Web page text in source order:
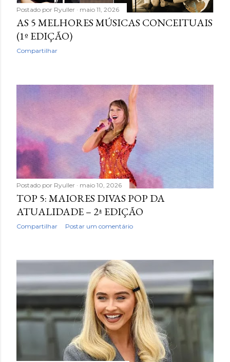
Postado por Ryuller maio 11, 2026
AS 5 MELHORES MÚSICAS CONCEITUAIS
(1º EDIÇÃO)
Compartilhar
Postado por Ryuller maio 10, 2026
TOP 5: MAIORES DIVAS POP DA
ATUALIDADE – 2ª EDIÇÃO
Compartilhar Postar um comentário